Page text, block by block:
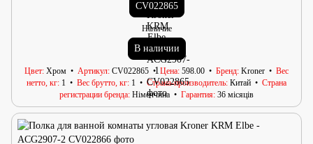
CV022865
Наличие
В наличии
Цвет Хром Артикул CV022865 Цена 598.00 Бренд Kroner
Вес
нетто, кг 1 Вес брутто, кг 1 Страна-производитель Китай
Страна
регистрации бренда Німеччина Гарантия 36 місяців